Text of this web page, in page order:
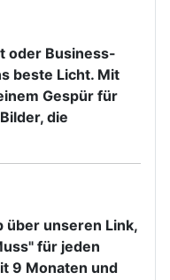
oder Business-
beste Licht. Mit
Gespür für
die
über unseren Link,
für jeden
9 Monaten und